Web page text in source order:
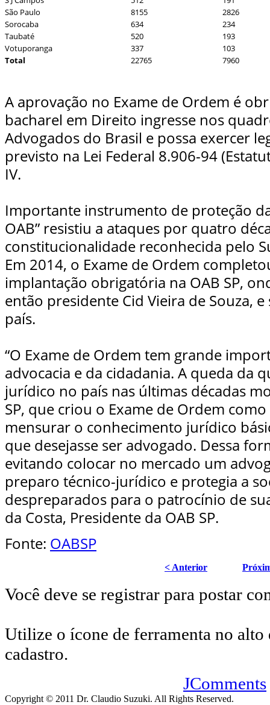
São Paulo
8155
2826
Sorocaba
634
234
Taubaté
520
193
Votuporanga
337
103
Total
22765 7960
A aprovação no Exame de Ordem é
bacharel em Direito ingresse nos
Advogados do Brasil e possa exercer
previsto na Lei Federal 8.906-94
IV.
Importante instrumento de proteção
OAB” resistiu a ataques por quatro
constitucionalidade reconhecida pelo
Em 2014, o Exame de Ordem
implantação obrigatória na OAB SP,
então presidente Cid Vieira de Souza,
país.
“O Exame de Ordem tem grande
advocacia e da cidadania. A queda da
jurídico no país nas últimas décadas
SP, que criou o Exame de Ordem
mensurar o conhecimento jurídico
que desejasse ser advogado. Dessa
evitando colocar no mercado um
preparo técnico-jurídico e protegia a
despreparados para o patrocínio de
da Costa, Presidente da OAB SP.
Fonte: OABSP
< Anterior
Você deve se registrar para postar
Utilize o ícone de ferramenta no alto
cadastro.
JComments
Copyright © 2011 Dr. Claudio Suzuki. All Rights Reserved.